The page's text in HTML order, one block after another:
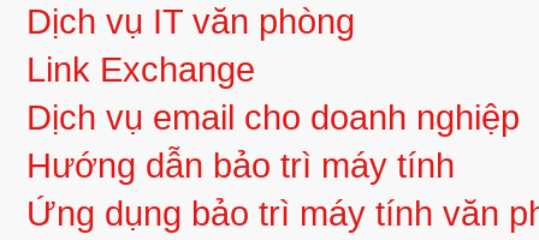
Dịch vụ IT văn phòng
Link Exchange
Dịch vụ email cho doanh nghiệp
Hướng dẫn bảo trì máy tính
Ứng dụng bảo trì máy tính văn